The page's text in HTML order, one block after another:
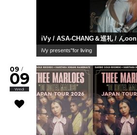
iVy / ASA-CHANG＆巡礼 / んoon
iVy presents"for living
09 /
09
Wed